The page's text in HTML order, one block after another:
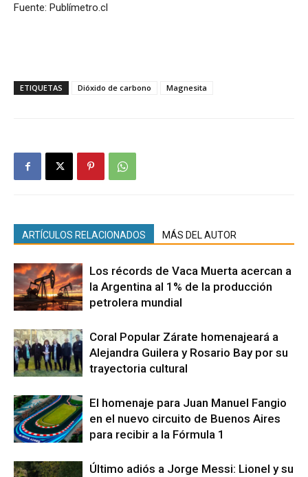
Fuente: Publímetro.cl
ETIQUETAS Dióxido de carbono Magnesita
ARTÍCULOS RELACIONADOS MÁS DEL AUTOR
Los récords de Vaca Muerta acercan a
la Argentina al 1% de la producción
petrolera mundial
Coral Popular Zárate homenajeará a
Alejandra Guilera y Rosario Bay por su
trayectoria cultural
El homenaje para Juan Manuel Fangio
en el nuevo circuito de Buenos Aires
para recibir a la Fórmula 1
Último adiós a Jorge Messi: Lionel y su